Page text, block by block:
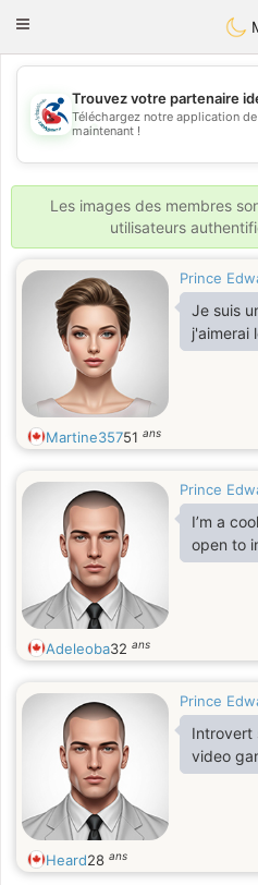
Handi
Toggle
💖
💕
Trouvez votre partenaire
Téléchargez notre application
maintenant !
Les images des membres
utilisateurs
Prince
Je suis
j'aimerai
Martine35751 ans
Prince
I’m a
open to
Adeleoba32 ans
Prince
Introvert
video
Heard28 ans